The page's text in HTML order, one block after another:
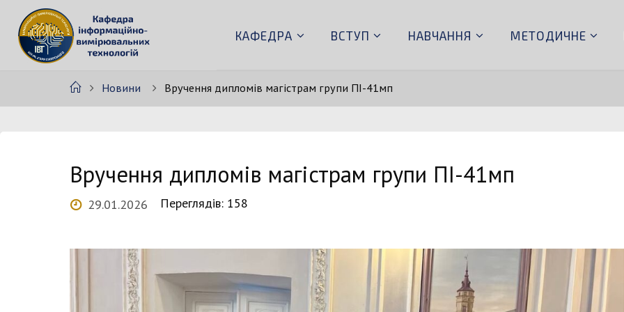
content
ЕД
Т
КАФЕДРА ВСТУП НАВЧАННЯ МЕТОДИЧНЕ
HomeНовини Вручення дипломів магістрам групи ПІ-41мп
Вручення дипломів магістрам групи ПІ-41мп
29.01.2026 Переглядів: 158